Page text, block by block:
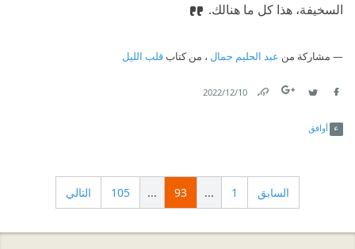
السخيفة، هذا كل ما هنالك.
مشاركة من عبد الحليم جمال ، من كتابقلب الليل
10‏/12‏/2022
أوافق
السابق 1
...
93
...
105 التالي